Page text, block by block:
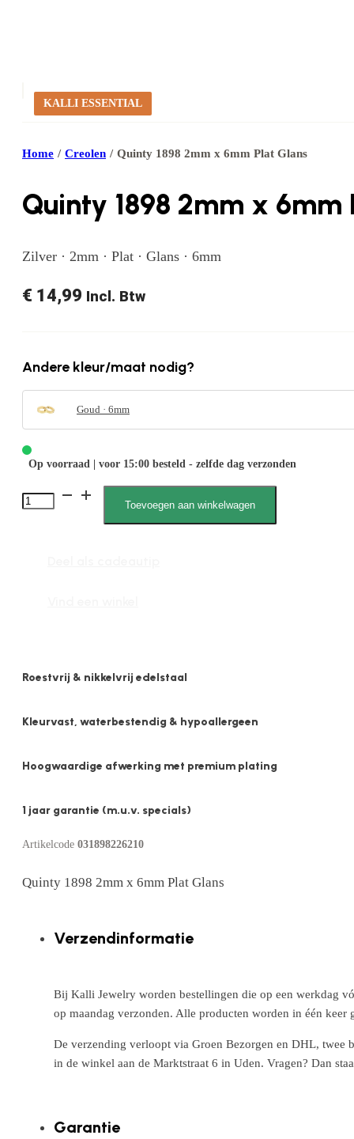
KALLI ESSENTIAL
Home / Creolen / Quinty 1898 2mm x 6mm Plat Glans
Quinty 1898 2mm x 6mm
Zilver · 2mm · Plat · Glans · 6mm
€ 14,99 Incl. Btw
Andere kleur/maat nodig?
Goud · 6mm
Op voorraad | voor 15:00 besteld - zelfde dag verzonden
Quinty
Toevoegen aan winkelwagen
Roestvrij & nikkelvrij edelstaal
Kleurvast, waterbestendig & hypoallergeen
Hoogwaardige afwerking met premium plating
1 jaar garantie (m.u.v. specials)
Artikelcode 031898226210
Quinty 1898 2mm x 6mm Plat Glans
Verzendinformatie
Bij Kalli Jewelry worden bestellingen die op een werkdag
op maandag verzonden. Alle producten worden in één
De verzending verloopt via Groen Bezorgen en DHL, twee
in de winkel aan de Marktstraat 6 in Uden. Vragen? Dan
Garantie